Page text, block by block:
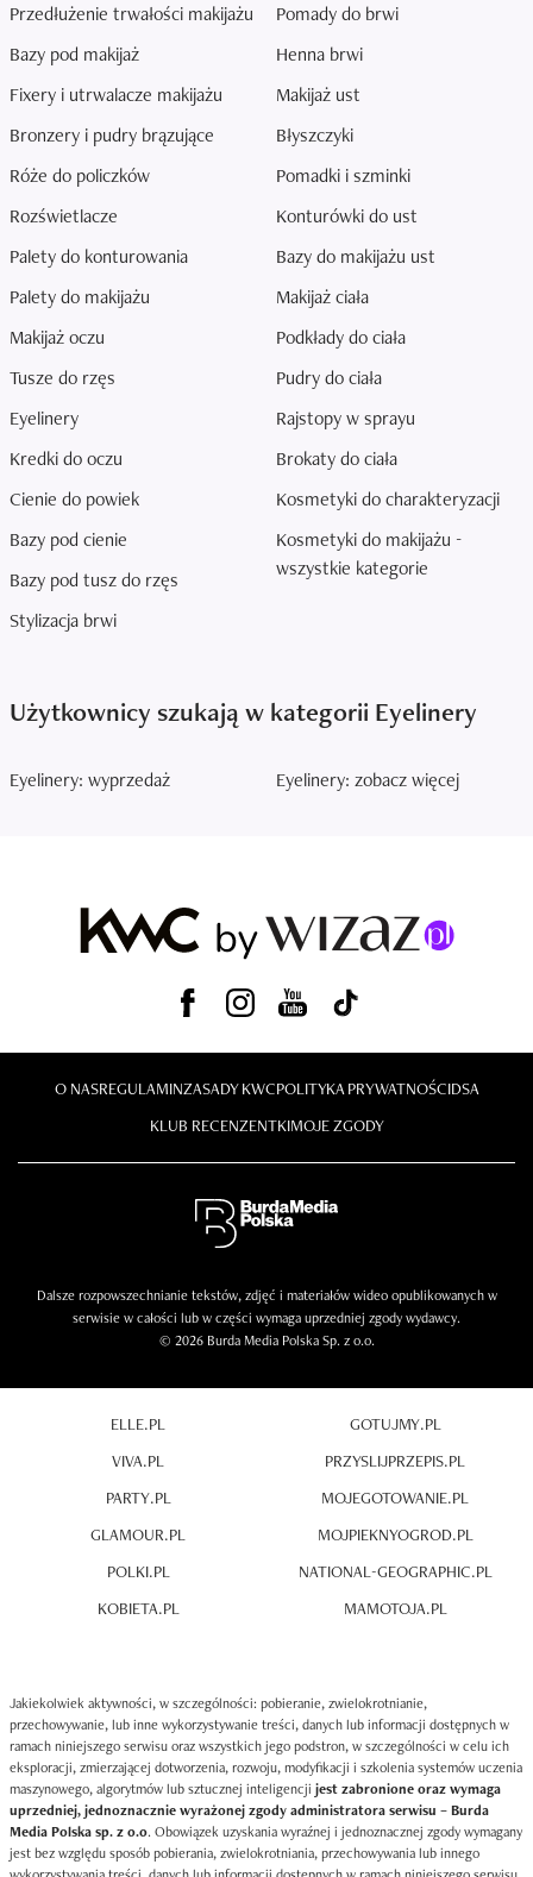
Przedłużenie trwałości makijażu
Bazy pod makijaż
Fixery i utrwalacze makijażu
Bronzery i pudry brązujące
Róże do policzków
Rozświetlacze
Palety do konturowania
Palety do makijażu
Makijaż oczu
Tusze do rzęs
Eyelinery
Kredki do oczu
Cienie do powiek
Bazy pod cienie
Bazy pod tusz do rzęs
Stylizacja brwi
Pomady do brwi
Henna brwi
Makijaż ust
Błyszczyki
Pomadki i szminki
Konturówki do ust
Bazy do makijażu ust
Makijaż ciała
Podkłady do ciała
Pudry do ciała
Rajstopy w sprayu
Brokaty do ciała
Kosmetyki do charakteryzacji
Kosmetyki do makijażu -
wszystkie kategorie
Użytkownicy szukają w kategorii Eyelinery
Eyelinery: wyprzedaż Eyelinery: zobacz więcej
O NASREGULAMINZASADY KWCPOLITYKA PRYWATNOŚCIDSA
KLUB RECENZENTKIMOJE ZGODY
Dalsze rozpowszechnianie tekstów, zdjęć i materiałów wideo opublikowanych w
serwisie w całości lub w części wymaga uprzedniej zgody wydawcy.
© 2026 Burda Media Polska Sp. z o.o.
ELLE.PL
VIVA.PL
PARTY.PL
GLAMOUR.PL
POLKI.PL
KOBIETA.PL
GOTUJMY.PL
PRZYSLIJPRZEPIS.PL
MOJEGOTOWANIE.PL
MOJPIEKNYOGROD.PL
NATIONAL-GEOGRAPHIC.PL
MAMOTOJA.PL
Jakiekolwiek aktywności, w szczególności: pobieranie, zwielokrotnianie,
przechowywanie, lub inne wykorzystywanie treści, danych lub informacji dostępnych w
ramach niniejszego serwisu oraz wszystkich jego podstron, w szczególności w celu ich
eksploracji, zmierzającej dotworzenia, rozwoju, modyfikacji i szkolenia systemów uczenia
maszynowego, algorytmów lub sztucznej inteligencji jest zabronione oraz wymaga
uprzedniej, jednoznacznie wyrażonej zgody administratora serwisu – Burda
Media Polska sp. z o.o. Obowiązek uzyskania wyraźnej i jednoznacznej zgody wymagany
jest bez względu sposób pobierania, zwielokrotniania, przechowywania lub innego